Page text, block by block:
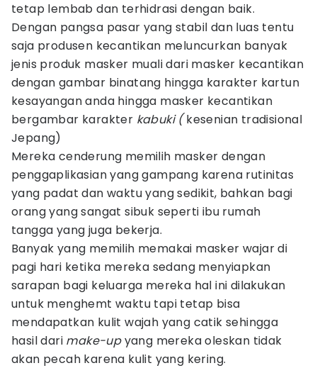
tetap lembab dan terhidrasi dengan baik.
Dengan pangsa pasar yang stabil dan luas tentu
saja produsen kecantikan meluncurkan banyak
jenis produk masker muali dari masker kecantikan
dengan gambar binatang hingga karakter kartun
kesayangan anda hingga masker kecantikan
bergambar karakter kabuki (kesenian tradisional
Jepang)
Mereka cenderung memilih masker dengan
penggaplikasian yang gampang karena rutinitas
yang padat dan waktu yang sedikit, bahkan bagi
orang yang sangat sibuk seperti ibu rumah
tangga yang juga bekerja.
Banyak yang memilih memakai masker wajar di
pagi hari ketika mereka sedang menyiapkan
sarapan bagi keluarga mereka hal ini dilakukan
untuk menghemt waktu tapi tetap bisa
mendapatkan kulit wajah yang catik sehingga
hasil dari make-upyang mereka oleskan tidak
akan pecah karena kulit yang kering.